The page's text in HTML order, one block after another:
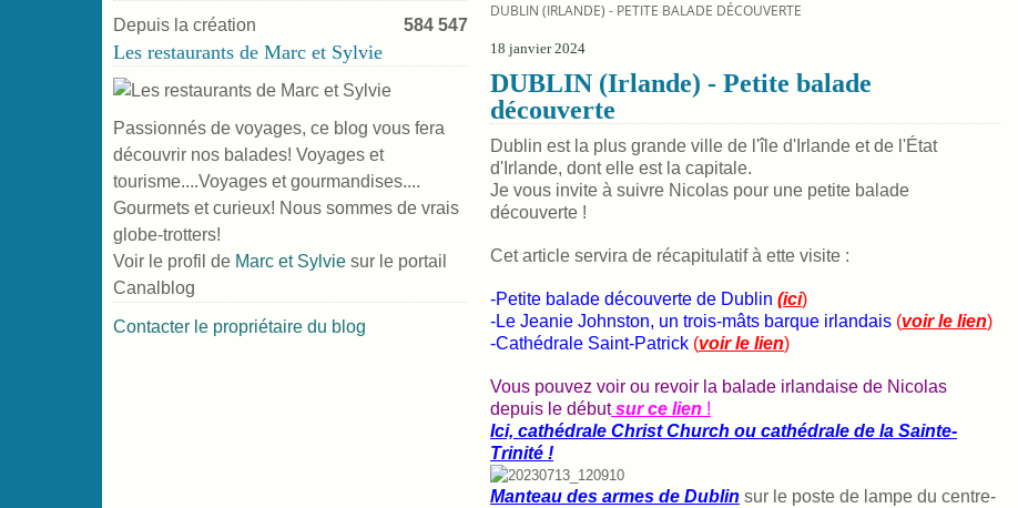
Depuis la création 584 547
Les restaurants de Marc et Sylvie
Passionnés de voyages, ce blog vous fera
découvrir nos balades! Voyages et
tourisme....Voyages et gourmandises....
Gourmets et curieux! Nous sommes de vrais
globe-trotters!
Voir le profil de Marc et Sylvie sur le portail
Canalblog
Contacter le propriétaire du blog
DUBLIN (IRLANDE) - PETITE BALADE DÉCOUVERTE
18 janvier 2024
DUBLIN (Irlande) - Petite balade
découverte
Dublin est la plus grande ville de l'île d'Irlande et de l'État
d'Irlande, dont elle est la capitale.
Je vous invite à suivre Nicolas pour une petite balade
découverte !
Cet article servira de récapitulatif à ette visite :
-Petite balade découverte de Dublin (ici)
-Le Jeanie Johnston, un trois-mâts barque irlandais (voir le lien)
-Cathédrale Saint-Patrick (voir le lien)
Vous pouvez voir ou revoir la balade irlandaise de Nicolas
depuis le début sur ce lien !
Ici, cathédrale Christ Church ou cathédrale de la Sainte-
Trinité !
Manteau des armes de Dublin sur le poste de lampe du centre-